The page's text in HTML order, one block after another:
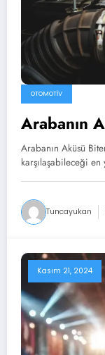
OTOMOTIV
Arabanın
Arabanın Aküsü
karşılaşabileceği
Tuncayukan
Kasım 21, 2024